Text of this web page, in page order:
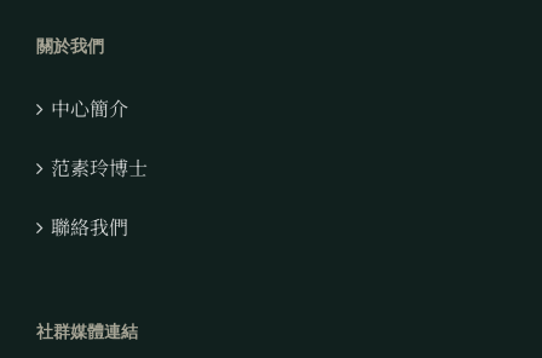
關於我們
中心簡介
范素玲博士
聯絡我們
社群媒體連結